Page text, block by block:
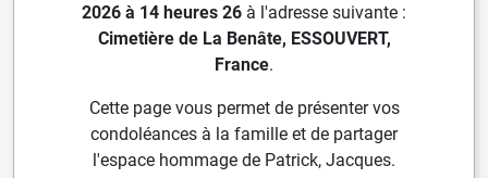
2026 à 14 heures 26 à l'adresse suivante :
Cimetière de La Benâte, ESSOUVERT,
France.
Cette page vous permet de présenter vos
condoléances à la famille et de partager
l'espace hommage de Patrick, Jacques.